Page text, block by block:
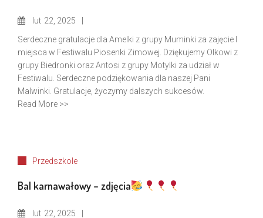
lut 22, 2025
Serdeczne gratulacje dla Amelki z grupy Muminki za zajęcie I
miejsca w Festiwalu Piosenki Zimowej. Dziękujemy Olkowi z
grupy Biedronki oraz Antosi z grupy Motylki za udział w
Festiwalu. Serdeczne podziękowania dla naszej Pani
Malwinki. Gratulacje, życzymy dalszych sukcesów.
Read More >>
Przedszkole
Bal karnawałowy – zdjęcia
lut 22, 2025